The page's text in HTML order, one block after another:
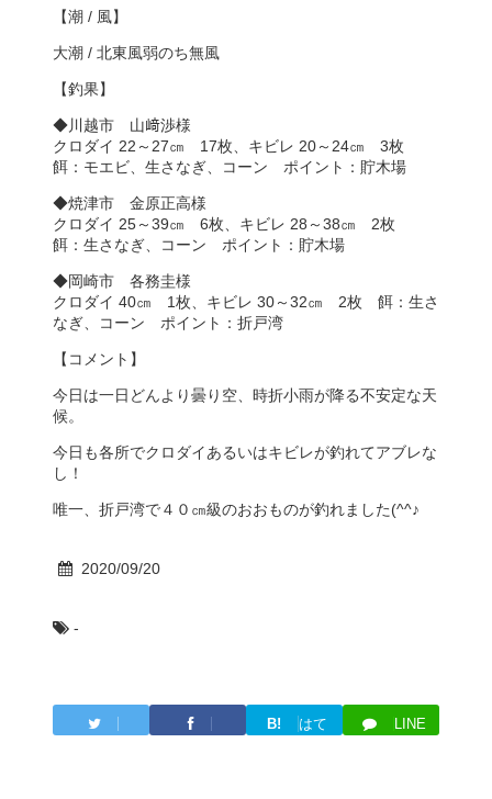
【潮 / 風】
大潮 / 北東風弱のち無風
【釣果】
◆川越市 山﨑渉様
クロダイ 22～27㎝ 17枚、キビレ 20～24㎝ 3枚
餌：モエビ、生さなぎ、コーン ポイント：貯木場
◆焼津市 金原正高様
クロダイ 25～39㎝ 6枚、キビレ 28～38㎝ 2枚
餌：生さなぎ、コーン ポイント：貯木場
◆岡崎市 各務圭様
クロダイ 40㎝ 1枚、キビレ 30～32㎝ 2枚 餌：生さ
なぎ、コーン ポイント：折戸湾
【コメント】
今日は一日どんより曇り空、時折小雨が降る不安定な天
候。
今日も各所でクロダイあるいはキビレが釣れてアブレな
し！
唯一、折戸湾で４０㎝級のおおものが釣れました(^^♪
2020/09/20
-
B!
はて
LINE